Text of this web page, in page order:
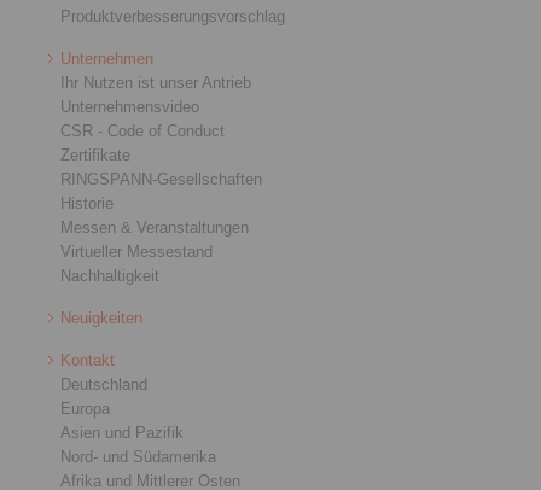
Produktverbesserungsvorschlag
Unternehmen
Ihr Nutzen ist unser Antrieb
Unternehmensvideo
CSR - Code of Conduct
Zertifikate
RINGSPANN-Gesellschaften
Historie
Messen & Veranstaltungen
Virtueller Messestand
Nachhaltigkeit
Neuigkeiten
Kontakt
Deutschland
Europa
Asien und Pazifik
Nord- und Südamerika
Afrika und Mittlerer Osten